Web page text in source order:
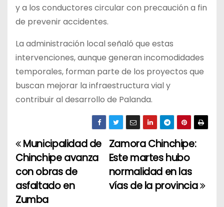
y a los conductores circular con precaución a fin
de prevenir accidentes.
La administración local señaló que estas
intervenciones, aunque generan incomodidades
temporales, forman parte de los proyectos que
buscan mejorar la infraestructura vial y
contribuir al desarrollo de Palanda.
N
a
v
Zamora Chinchipe:
Este martes hubo
normalidad en las
vías de la provincia
Municipalidad de
Chinchipe avanza
con obras de
asfaltado en
Zumba